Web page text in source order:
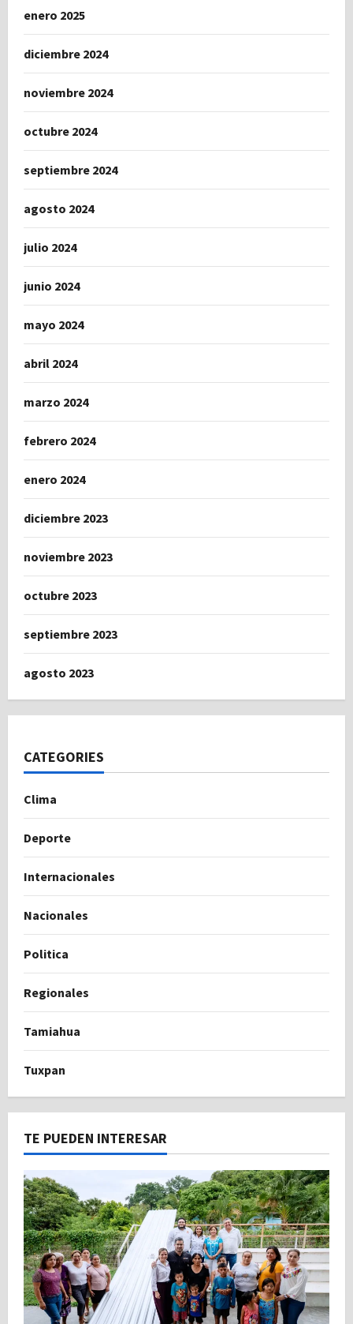
enero 2025
diciembre 2024
noviembre 2024
octubre 2024
septiembre 2024
agosto 2024
julio 2024
junio 2024
mayo 2024
abril 2024
marzo 2024
febrero 2024
enero 2024
diciembre 2023
noviembre 2023
octubre 2023
septiembre 2023
agosto 2023
CATEGORIES
Clima
Deporte
Internacionales
Nacionales
Politica
Regionales
Tamiahua
Tuxpan
TE PUEDEN INTERESAR